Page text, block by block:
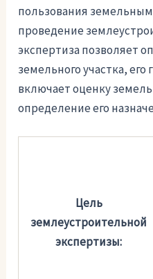
пользования
проведение
экспертиза позволяет
земельного участка,
включает оценку
определение его
Цель
землеустроительной
экспертизы: